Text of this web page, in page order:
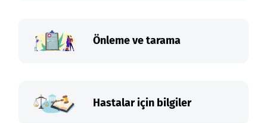
Önleme ve tarama
Hastalar için bilgiler